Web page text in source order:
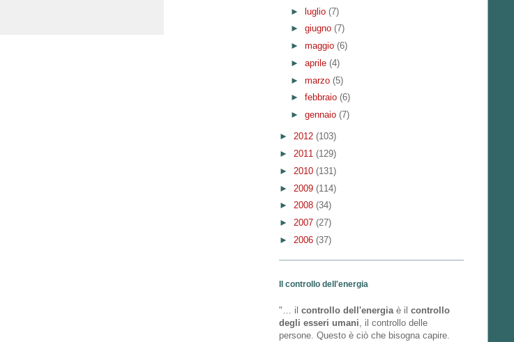
► luglio (7)
► giugno (7)
► maggio (6)
► aprile (4)
► marzo (5)
► febbraio (6)
► gennaio (7)
► 2012 (103)
► 2011 (129)
► 2010 (131)
► 2009 (114)
► 2008 (34)
► 2007 (27)
► 2006 (37)
Il controllo dell'energia
"… il controllo dell'energiaè il controllo
degli esseri umani, il controllo delle
persone. Questo è ciò che bisogna capire.